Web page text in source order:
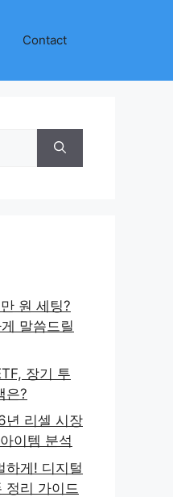
Contact
원 세팅?
말씀드릴
장기 투
은?
년 리셀 시장
이템 분석
하게! 디지털
정리 가이드